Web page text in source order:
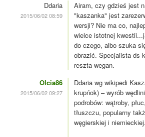
Ddaria
2015/06/02 08:59
Airam, czy gdzieś jest
"kaszanka" jest
wersji? Nie ma co,
wielce istotnej
do czego, albo szuka
obrazić. Specjalista ds
reszta wegan.
Olcia86
2015/06/02 09:27
Ddaria wg wikipedi
krupńok) – wyrób
podrobów: wątroby,
tłuszczu, popularny
węgierskiej i niemieckiej.